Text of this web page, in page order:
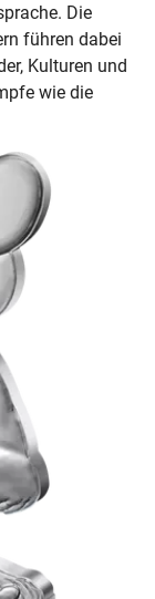
Die
führen dabei
Kulturen und
wie die